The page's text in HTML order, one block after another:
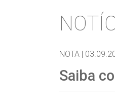
NOTA |
Saiba